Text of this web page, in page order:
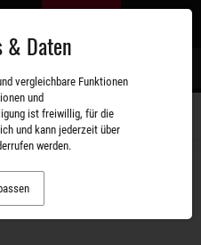
Keeper mit Gitterklappe
& Daten
vergleichbare Funktionen
und
ist freiwillig, für die
und kann jederzeit über
werden.